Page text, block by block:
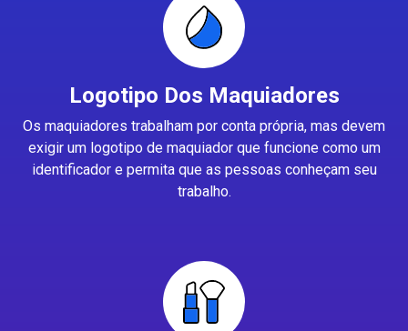
Logotipo Dos Maquiadores
Os maquiadores trabalham por conta própria, mas devem
exigir um logotipo de maquiador que funcione como um
identificador e permita que as pessoas conheçam seu
trabalho.